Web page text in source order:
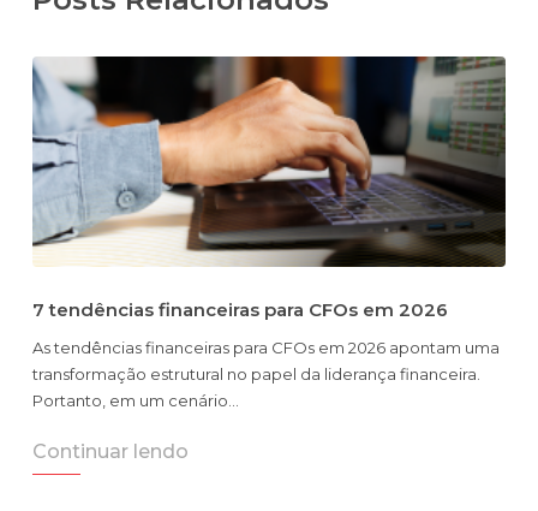
7 tendências financeiras para CFOs em 2026
As tendências financeiras para CFOs em 2026 apontam uma
transformação estrutural no papel da liderança financeira.
Portanto, em um cenário…
Continuar lendo